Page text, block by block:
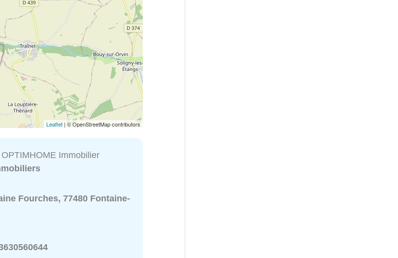
Leaflet | © OpenStreetMap contributors
Immobilier
Fourches, 77480 Fontaine-